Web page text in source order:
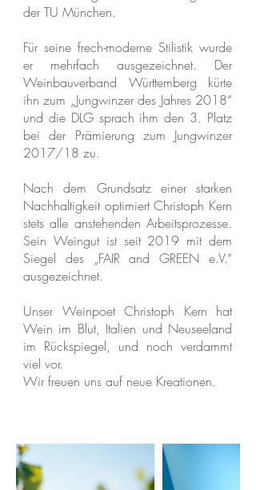
der TU München.
Für seine frech-moderne Stilistik wurde
er mehrfach ausgezeichnet. Der
Weinbauverband Württemberg kürte
ihn zum „Jungwinzer des Jahres 2018“
und die DLG sprach ihm den 3. Platz
bei der Prämierung zum Jungwinzer
2017/18 zu.
Nach dem Grundsatz einer starken
Nachhaltigkeit optimiert Christoph Kern
stets alle anstehenden Arbeitsprozesse.
Sein Weingut ist seit 2019 mit dem
Siegel des „FAIR and GREEN e.V.“
ausgezeichnet.
Unser Weinpoet Christoph Kern hat
Wein im Blut, Italien und Neuseeland
im Rückspiegel, und noch verdammt
viel vor.
Wir freuen uns auf neue Kreationen.